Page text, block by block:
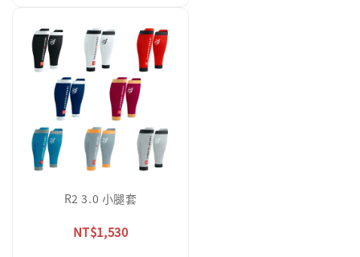
R2 3.0 小腿套
NT$1,530